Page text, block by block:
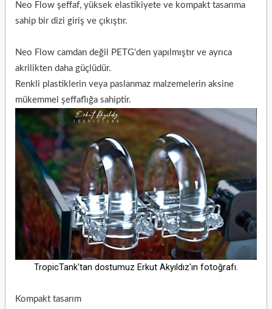
Neo Flow şeffaf, yüksek elastikiyete ve kompakt tasarıma
sahip bir dizi giriş ve çıkıştır.
Neo Flow camdan değil PETG'den yapılmıştır ve ayrıca
akrilikten daha güçlüdür.
Renkli plastiklerin veya paslanmaz malzemelerin aksine
mükemmel şeffaflığa sahiptir.
TropicTank'tan dostumuz Erkut Akyıldız'ın fotoğrafı.
Kompakt tasarım